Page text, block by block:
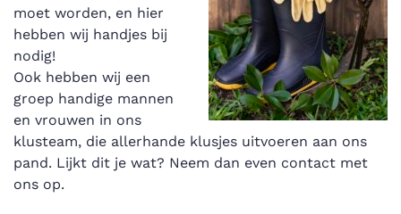
moet worden, en hier
hebben wij handjes bij
nodig!
Ook hebben wij een
groep handige mannen
en vrouwen in ons
klusteam, die allerhande klusjes uitvoeren aan ons
pand. Lijkt dit je wat? Neem dan even contact met
ons op.